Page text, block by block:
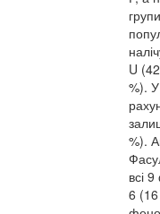
U
%).
%).
всі
6